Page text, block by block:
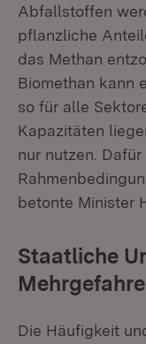
Abfallstoffen
pflanzliche
das Methan
Biomethan kann
so für alle
Kapazitäten
nur nutzen.
betonte Minister
Staatliche
Die Häufigkeit